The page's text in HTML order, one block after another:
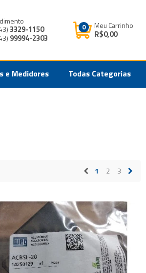
3329-1150
99994-2303
0 Meu Carrinho
R$0,00
e Medidores Todas Categorias
1 2 3